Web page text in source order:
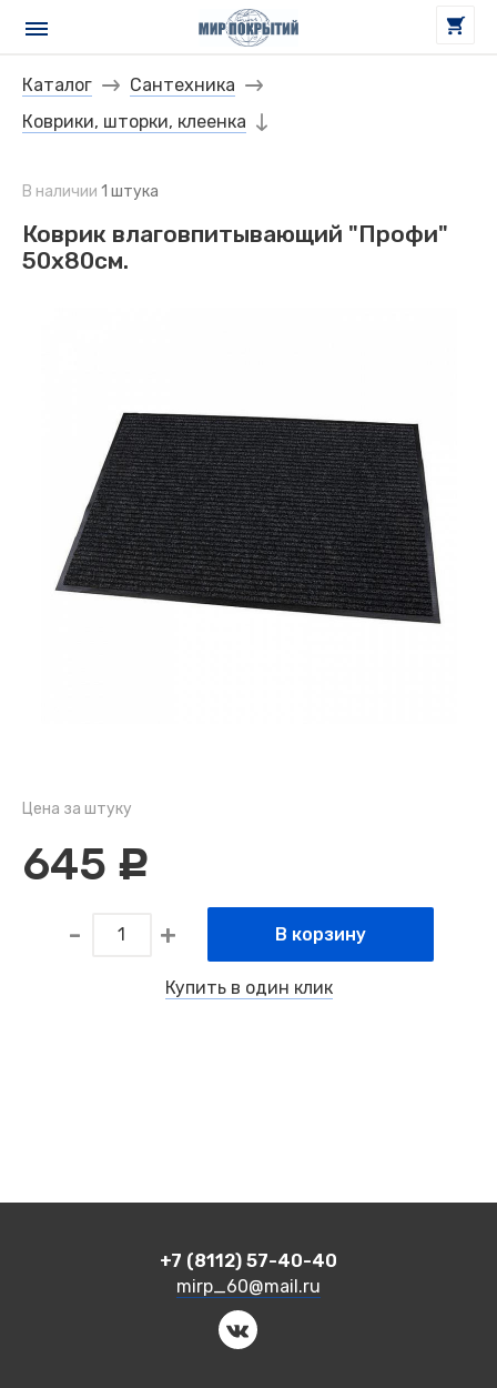
Каталог
Сантехника
Коврики, шторки, клеенка
В наличии 1 штука
Коврик влаговпитывающий "Профи"
50х80см.
Цена за штуку
645 c
В корзину
Купить в один клик
+7 (8112) 57-40-40
mirp_60@mail.ru